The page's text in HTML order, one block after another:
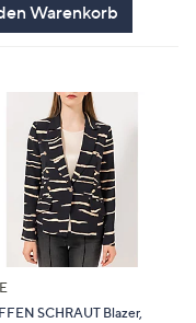
Warenkorb
SCHRAUT Blazer,